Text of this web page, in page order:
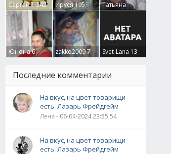
Сергей1 342 Ируся195
Татьяна
Крючкова0
Юнона6 zakko20097 Svet-Lana 13
Последние комментарии
На вкус, на цвет товарищи
есть. Лазарь Фрейдгейм
Лена - 06-04-2024 23:55:54
На вкус, на цвет товарищи
есть. Лазарь Фрейдгейм